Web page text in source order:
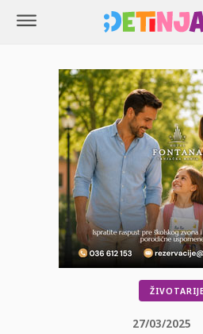
ŽIVOTARIJE
27/03/2025